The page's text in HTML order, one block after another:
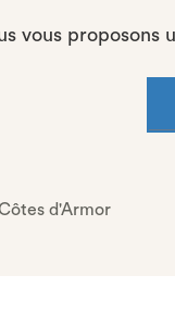
vous proposons
d'Armor